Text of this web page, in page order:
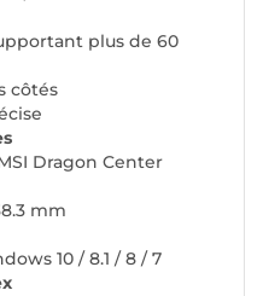
plus de 60
côtés
Dragon Center
mm
10 / 8.1 / 8 / 7